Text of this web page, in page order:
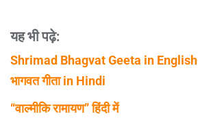
यह भी पढ़े:
Shrimad Bhagvat Geeta in English
भागवत गीता in Hindi
“वाल्मीकि रामायण” हिंदी में